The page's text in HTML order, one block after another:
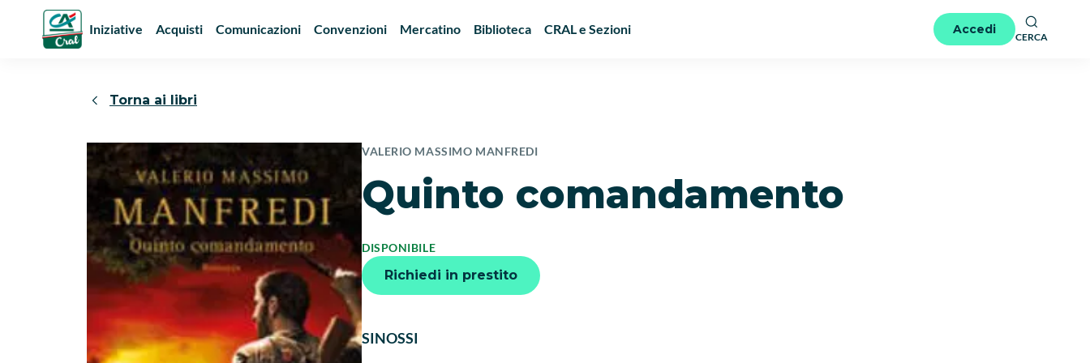
Iniziative Acquisti Comunicazioni Convenzioni Mercatino Biblioteca CRAL e Sezioni Accedi
CERCA
Torna ai libri
VALERIO MASSIMO MANFREDI
Quinto comandamento
DISPONIBILE
Richiedi in prestito
SINOSSI